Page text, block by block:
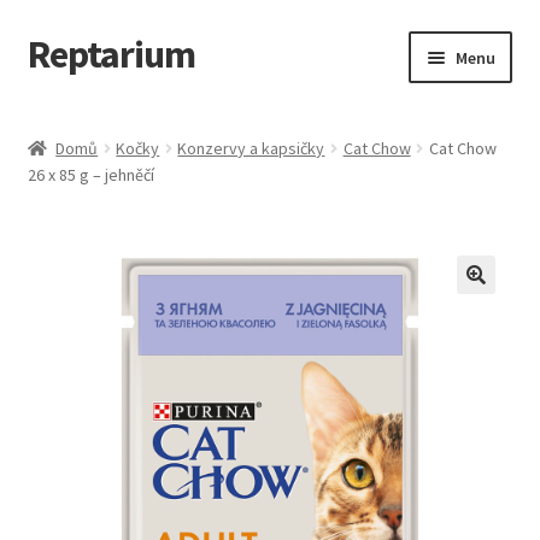
Přeskočit
na
Přejít
k
webu
Reptarium Menu
Košík
Domů Kočky Konzervy a kapsičky Cat Chow
Cat Chow
26 x 85 g – jehněčí